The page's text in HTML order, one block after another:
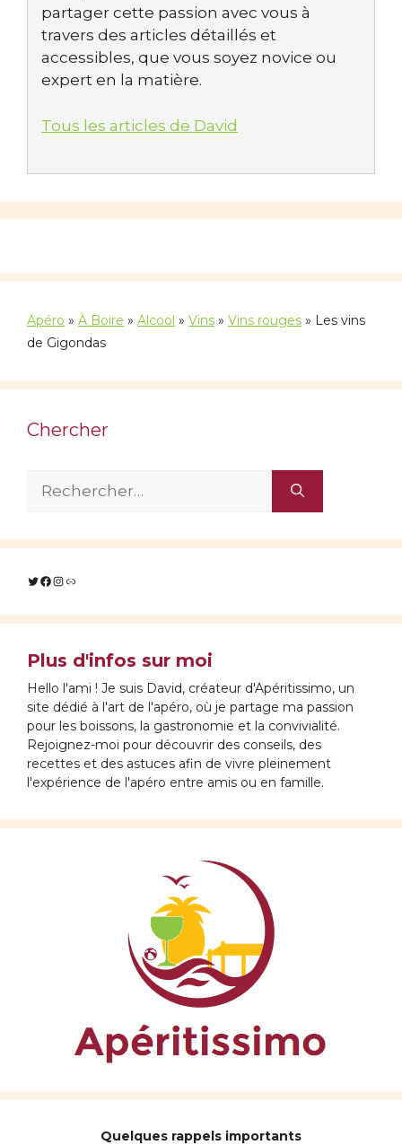
partager cette passion avec vous à
travers des articles détaillés et
accessibles, que vous soyez novice ou
expert en la matière.
Tous les articles de David
Apéro » À Boire » Alcool » Vins » Vins rouges » Les vins
de Gigondas
Chercher
Rechercher :
Twitter
Facebook
Instagram
Lien
Plus d'infos sur moi
Hello l'ami ! Je suis David, créateur d'Apéritissimo, un
site dédié à l'art de l'apéro, où je partage ma passion
pour les boissons, la gastronomie et la convivialité.
Rejoignez-moi pour découvrir des conseils, des
recettes et des astuces afin de vivre pleinement
l'expérience de l'apéro entre amis ou en famille.
Quelques rappels importants